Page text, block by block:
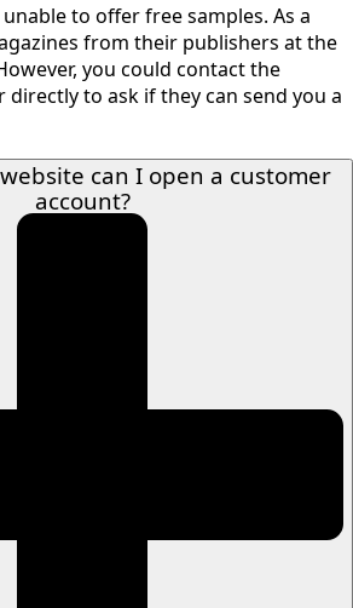
to offer free samples. As a
from their publishers at the
you could contact the
directly to ask if they can send you a
can I open a customer
account?